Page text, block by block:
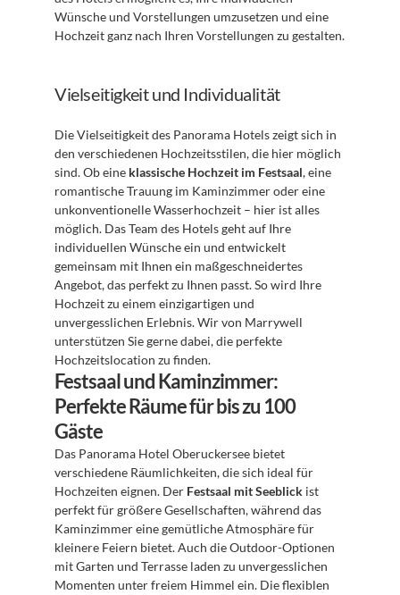
Wünsche und Vorstellungen umzusetzen und eine
Hochzeit ganz nach Ihren Vorstellungen zu gestalten.
Vielseitigkeit und Individualität
Die Vielseitigkeit des Panorama Hotels zeigt sich in
den verschiedenen Hochzeitsstilen, die hier möglich
sind. Ob eine klassische Hochzeit im Festsaal, eine
romantische Trauung im Kaminzimmer oder eine
unkonventionelle Wasserhochzeit – hier ist alles
möglich. Das Team des Hotels geht auf Ihre
individuellen Wünsche ein und entwickelt
gemeinsam mit Ihnen ein maßgeschneidertes
Angebot, das perfekt zu Ihnen passt. So wird Ihre
Hochzeit zu einem einzigartigen und
unvergesslichen Erlebnis. Wir von Marrywell
unterstützen Sie gerne dabei, die perfekte
Hochzeitslocation zu finden.
Festsaal und Kaminzimmer:
Perfekte Räume für bis zu 100
Gäste
Das Panorama Hotel Oberuckersee bietet
verschiedene Räumlichkeiten, die sich ideal für
Hochzeiten eignen. Der Festsaal mit Seeblick ist
perfekt für größere Gesellschaften, während das
Kaminzimmer eine gemütliche Atmosphäre für
kleinere Feiern bietet. Auch die Outdoor-Optionen
mit Garten und Terrasse laden zu unvergesslichen
Momenten unter freiem Himmel ein. Die flexiblen